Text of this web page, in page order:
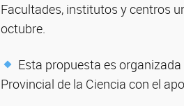
Facultades, institutos y centros
octubre.
Esta propuesta es organizada
Provincial de la Ciencia con el